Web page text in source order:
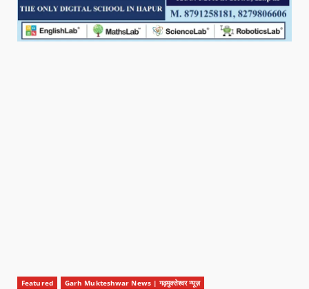
Featured Garh Mukteshwar News | गढ़मुक्तेश्वर न्यूज़